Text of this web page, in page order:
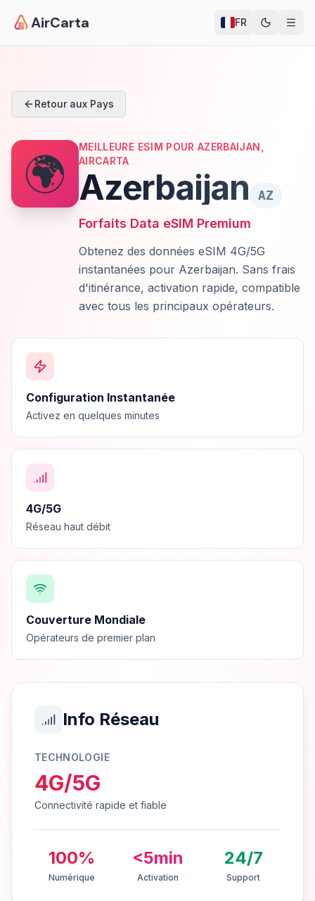
AirCarta FR
Retour aux Pays
🌍
MEILLEURE ESIM POUR AZERBAIJAN,
AIRCARTA
Azerbaijan
AZ
Forfaits Data eSIM Premium
Obtenez des données eSIM 4G/5G
instantanées pour Azerbaijan. Sans frais
d'itinérance, activation rapide, compatible
avec tous les principaux opérateurs.
Configuration Instantanée
Activez en quelques minutes
4G/5G
Réseau haut débit
Couverture Mondiale
Opérateurs de premier plan
Info Réseau
TECHNOLOGIE
4G/5G
Connectivité rapide et fiable
100%
Numérique
<5min
Activation
24/7
Support